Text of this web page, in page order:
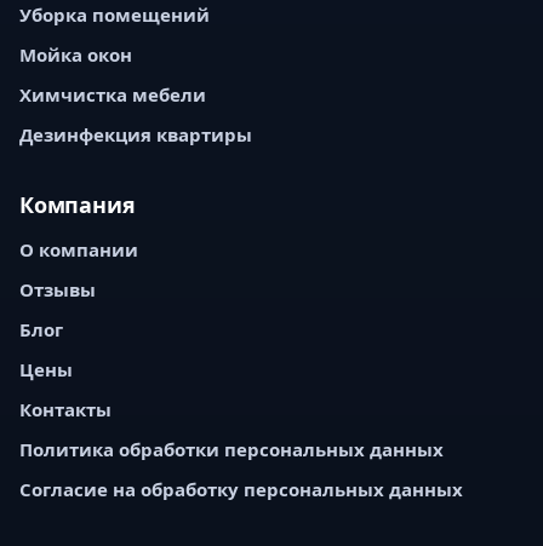
Уборка помещений
Мойка окон
Химчистка мебели
Дезинфекция квартиры
Компания
О компании
Отзывы
Блог
Цены
Контакты
Политика обработки персональных данных
Согласие на обработку персональных данных